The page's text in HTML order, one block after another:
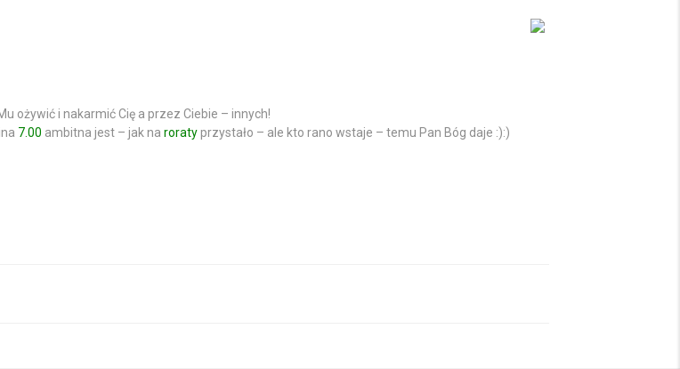
ożywić i nakarmić Cię a przez Ciebie – innych!
7.00 ambitna jest – jak na roratyprzystało – ale kto rano wstaje – temu Pan Bóg daje :):)